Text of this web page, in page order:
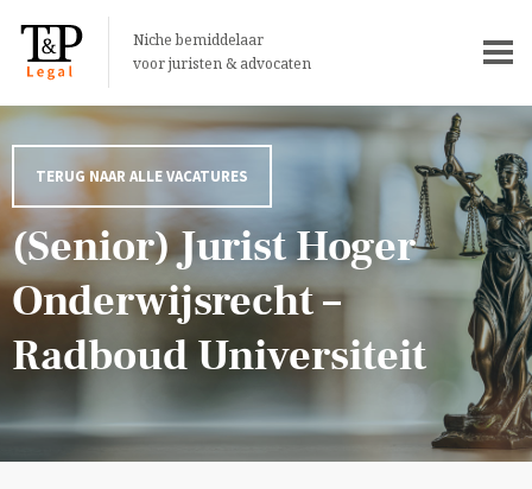
Niche bemiddelaar
voor juristen & advocaten
TERUG NAAR ALLE VACATURES
(Senior) Jurist Hoger
Onderwijsrecht –
Radboud Universiteit